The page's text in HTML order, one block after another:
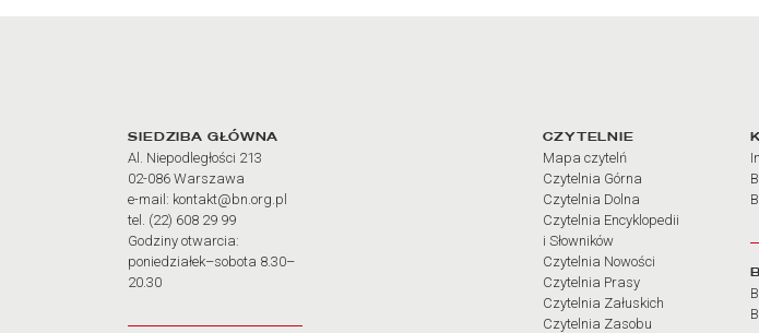
Adres oraz godziny otwarcia
SIEDZIBA GŁÓWNA
Al. Niepodległości 213
02-086 Warszawa
e-mail: kontakt@bn.org.pl
tel. (22) 608 29 99
Godziny otwarcia:
poniedziałek–sobota 8.30–
20.30
Linki do
CZYTELNIE
Mapa czytelń
Czytelnia Górna
Czytelnia Dolna
Czytelnia Encyklopedii
i Słowników
Czytelnia Nowości
Czytelnia Prasy
Czytelnia Załuskich
Czytelnia Zasobu